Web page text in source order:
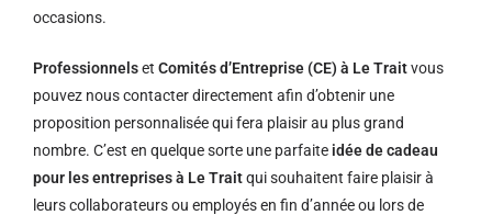
occasions.
Professionnelset Comités d’Entreprise (CE) à Le Traitvous
pouvez nous contacter directement afin d’obtenir une
proposition personnalisée qui fera plaisir au plus grand
nombre. C’est en quelque sorte une parfaite idée de cadeau
pour les entreprises à Le Traitqui souhaitent faire plaisir à
leurs collaborateurs ou employés en fin d’année ou lors de